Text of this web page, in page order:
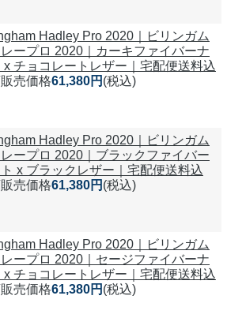
Hadley Pro 2020｜ビリンガム
ープロ 2020｜カーキファイバーナ
x チョコレートレザー｜宅配便送料込
売価格61,380円 (税込)
Hadley Pro 2020｜ビリンガム
ープロ 2020｜ブラックファイバー
x ブラックレザー｜宅配便送料込
売価格61,380円 (税込)
Hadley Pro 2020｜ビリンガム
ープロ 2020｜セージファイバーナ
x チョコレートレザー｜宅配便送料込
売価格61,380円 (税込)